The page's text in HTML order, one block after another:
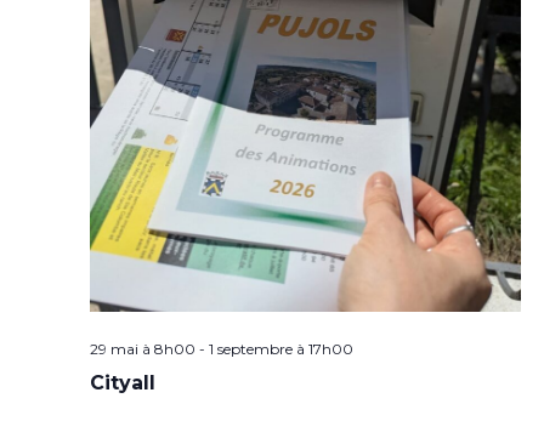
29 mai à 8h00 - 1 septembre à 17h00
Cityall